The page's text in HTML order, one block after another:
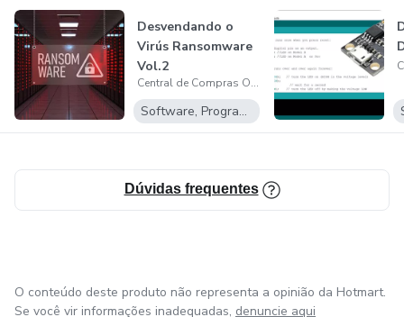
Desvendando o
Virús Ransomware
Vol.2
Central de Compras Online
Software, Programas para baixar
Dúvidas frequentes
O conteúdo deste produto não representa a opinião da Hotmart.
Se você vir informações inadequadas, denuncie aqui